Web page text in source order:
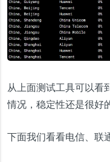
从上面测试工具可以看
情况，稳定性还是很好的
下面我们看看电信、联